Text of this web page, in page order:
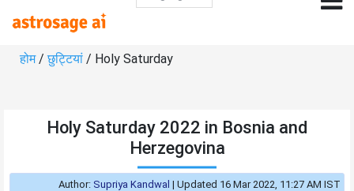
होम/छुट्टियां / Holy Saturday
Holy Saturday 2022 in Bosnia and
Herzegovina
Author: Supriya Kandwal | Updated 16 Mar 2022, 11:27 AM IST